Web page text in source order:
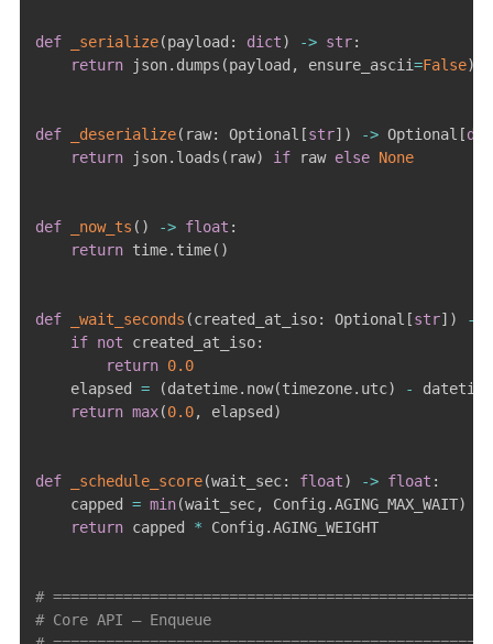
def _serialize(payload : dict) -> str:
return json. dumps (payload , ensure_ascii=False)
def _deserialize( raw: Optional [str] ) -> Optional [
return json. loads ( raw) if raw else None
def _now_ts ( ) -> float :
return time. time( )
def _wait_seconds (created_at_iso: Optional [str] ) -
if not created_at_iso:
return 0.0
    elapsed
= (datetime. now(timezone. utc) - datetime
return max(0.0, elapsed)
def _schedule_score(wait_sec: float) -> float :
    capped
= min(wait_sec, Config .AGING_MAX_WAIT)
return capped * Config .AGING_WEIGHT
#
# Core API — Enqueue